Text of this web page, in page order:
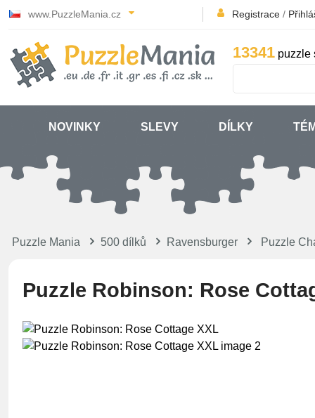
www.PuzzleMania.cz Registrace /
13341 puzzle
NOVINKY SLEVY DÍLKY
Puzzle Mania 500 dílků Ravensburger Puzzle
Puzzle Robinson: Rose